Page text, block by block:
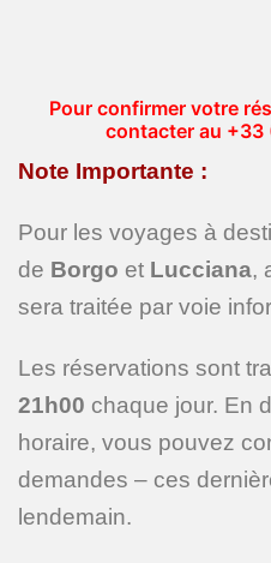
Pour confirmer votre
contacter au
Note Importante :
Pour les voyages à
de Borgo et Lucciana,
sera traitée par voie
Les réservations sont
21h00 chaque jour. En
horaire, vous pouvez
demandes – ces
lendemain.